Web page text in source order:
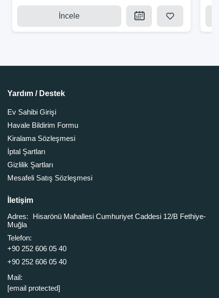
İncele
Yardım / Destek
Ev Sahibi Girişi
Havale Bildirim Formu
Kiralama Sözleşmesi
İptal Şartları
Gizlilik Şartları
Mesafeli Satış Sözleşmesi
İletişim
Adres:
Hisarönü Mahallesi Cumhuriyet Caddesi 12/B Fethiye-
Muğla
Telefon:
+90 252 606 05 40
+90 252 606 05 40
Mail:
[email protected]